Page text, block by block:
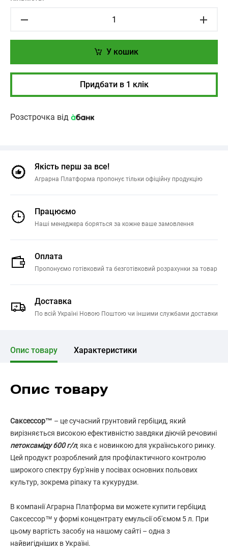
У кошик
Придбати в 1 клік
Розстрочка від
Якість перш за все!
Аграрна Платформа пропонує тільки офіційну продукцію
Працюємо
Наші менеджера боряться за кожне ваше замовлення
Оплата
Пропонуємо готівковий та безготівковий розрахунки за товар
Доставка
По всій Україні Новою Поштою чи іншими службами доставки
Опис товару Характеристики
Опис товару
Саксессор™ – це сучасний грунтовий гербіцид, який
вирізняється високою ефективністю завдяки діючій речовині
петоксаміду 600 г/л, яка є новинкою для українського ринку.
Цей продукт розроблений для профілактичного контролю
широкого спектру бур'янів у посівах основних польових
культур, зокрема ріпаку та кукурудзи.
В компанії Аграрна Платформа ви можете купити гербіцид
Саксессор™ у формі концентрату емульсії об'ємом 5 л. При
цьому вартість засобу на нашому сайті – одна з
найвигідніших в Україні.